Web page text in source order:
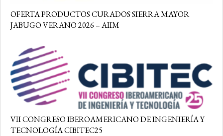
OFERTA PRODUCTOS CURADOS SIERRA MAYOR
JABUGO VERANO 2026 – AIIM
VII CONGRESO IBEROAMERICANO DE INGENIERÍA Y
TECNOLOGÍA CIBITEC25